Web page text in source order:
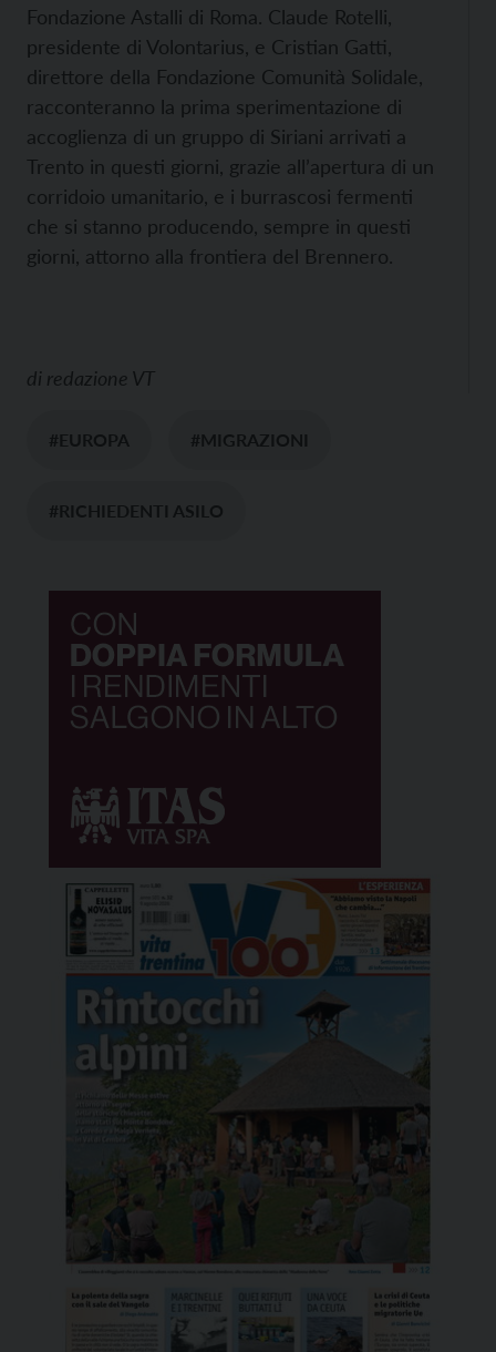
Fondazione Astalli di Roma. Claude Rotelli,
presidente di Volontarius, e Cristian Gatti,
direttore della Fondazione Comunità Solidale,
racconteranno la prima sperimentazione di
accoglienza di un gruppo di Siriani arrivati a
Trento in questi giorni, grazie all’apertura di un
corridoio umanitario, e i burrascosi fermenti
che si stanno producendo, sempre in questi
giorni, attorno alla frontiera del Brennero.
di redazione VT
#EUROPA #MIGRAZIONI
#RICHIEDENTI ASILO